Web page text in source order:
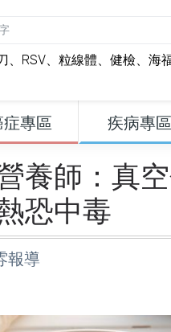
、 RSV、 粒線體、 健檢、 海
症專區 疾病專區
養師：真
恐中毒
報導